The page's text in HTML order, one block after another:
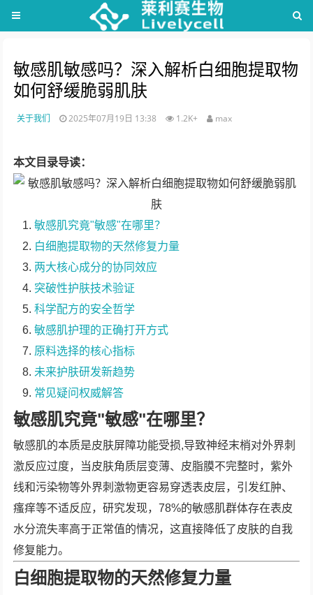
敏感肌敏感吗？深入解析白细胞提取物
如何舒缓脆弱肌肤
关于我们 2025年07月19日 13:38 1.2K+ max
本文目录导读：
敏感肌究竟"敏感"在哪里？
白细胞提取物的天然修复力量
两大核心成分的协同效应
突破性护肤技术验证
科学配方的安全哲学
敏感肌护理的正确打开方式
原料选择的核心指标
未来护肤研发新趋势
常见疑问权威解答
敏感肌究竟"敏感"在哪里？
敏感肌的本质是皮肤屏障功能受损,导致神经末梢对外界刺
激反应过度，当皮肤角质层变薄、皮脂膜不完整时，紫外
线和污染物等外界刺激物更容易穿透表皮层，引发红肿、
瘙痒等不适反应，研究发现，78%的敏感肌群体存在表皮
水分流失率高于正常值的情况，这直接降低了皮肤的自我
修复能力。
白细胞提取物的天然修复力量